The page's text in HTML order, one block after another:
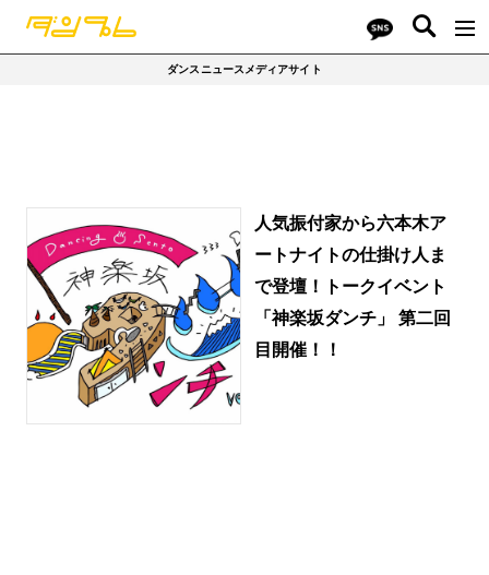
ダンスニュースメディアサイト
人気振付家から六本木ア
ートナイトの仕掛け人ま
で登壇！トークイベント
「神楽坂ダンチ」 第二回
目開催！！